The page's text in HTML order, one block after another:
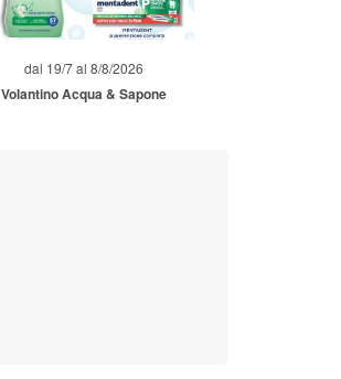
dal 19/7 al 8/8/2026
Volantino Acqua & Sapone